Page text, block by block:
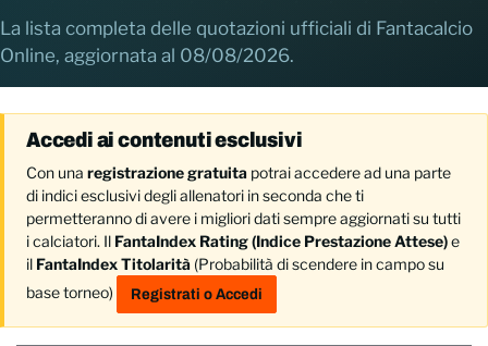
La lista completa delle quotazioni ufficiali di Fantacalcio
Online, aggiornata al 08/08/2026.
Accedi ai contenuti esclusivi
Con una registrazione gratuita potrai accedere ad una parte
di indici esclusivi degli allenatori in seconda che ti
permetteranno di avere i migliori dati sempre aggiornati su tutti
i calciatori. Il FantaIndex Rating (Indice Prestazione Attese)e
il FantaIndex Titolarità (Probabilità di scendere in campo su
base torneo)
Registrati o Accedi